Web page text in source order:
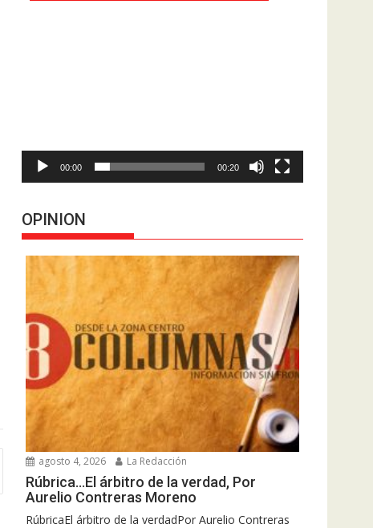
00:00 00:20
OPINION
agosto 4, 2026 La Redacción
Rúbrica…El árbitro de la verdad, Por
Aurelio Contreras Moreno
RúbricaEl árbitro de la verdadPor Aurelio Contreras